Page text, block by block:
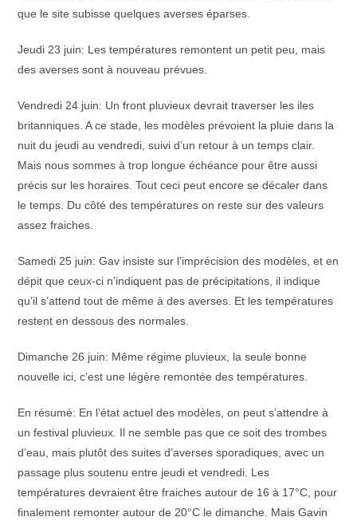
que le site subisse quelques averses éparses.
Jeudi 23 juin: Les températures remontent un petit peu, mais
des averses sont à nouveau prévues.
Vendredi 24 juin: Un front pluvieux devrait traverser les iles
britanniques. A ce stade, les modèles prévoient la pluie dans la
nuit du jeudi au vendredi, suivi d’un retour à un temps clair.
Mais nous sommes à trop longue échéance pour être aussi
précis sur les horaires. Tout ceci peut encore se décaler dans
le temps. Du côté des températures on reste sur des valeurs
assez fraiches.
Samedi 25 juin: Gav insiste sur l’imprécision des modèles, et en
dépit que ceux-ci n’indiquent pas de précipitations, il indique
qu’il s’attend tout de même à des averses. Et les températures
restent en dessous des normales.
Dimanche 26 juin: Même régime pluvieux, la seule bonne
nouvelle ici, c’est une légère remontée des températures.
En résumé: En l’état actuel des modèles, on peut s’attendre à
un festival pluvieux. Il ne semble pas que ce soit des trombes
d’eau, mais plutôt des suites d’averses sporadiques, avec un
passage plus soutenu entre jeudi et vendredi. Les
températures devraient être fraiches autour de 16 à 17°C, pour
finalement remonter autour de 20°C le dimanche. Mais Gavin